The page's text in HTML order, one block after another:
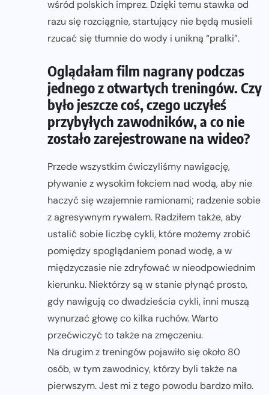
wśród polskich imprez. Dzięki temu stawka od
razu się rozciągnie, startujący nie będą musieli
rzucać się tłumnie do wody i unikną “pralki”.
Oglądałam film nagrany podczas
jednego z otwartych treningów. Czy
było jeszcze coś, czego uczyłeś
przybyłych zawodników, a co nie
zostało zarejestrowane na wideo?
Przede wszystkim ćwiczyliśmy nawigację,
pływanie z wysokim łokciem nad wodą, aby nie
haczyć się wzajemnie ramionami; radzenie sobie
z agresywnym rywalem. Radziłem także, aby
ustalić sobie liczbę cykli, które możemy zrobić
pomiędzy spoglądaniem ponad wodę, a w
międzyczasie nie zdryfować w nieodpowiednim
kierunku. Niektórzy są w stanie płynąć prosto,
gdy nawigują co dwadzieścia cykli, inni muszą
wynurzać głowę co kilka ruchów. Warto
przećwiczyć to także na zmęczeniu.
Na drugim z treningów pojawiło się około 80
osób, w tym zawodnicy, którzy byli także na
pierwszym. Jest mi z tego powodu bardzo miło.